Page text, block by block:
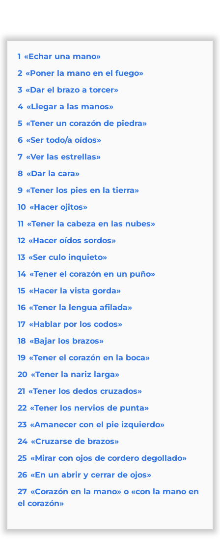
1 «Echar una mano»
2 «Poner la mano en el fuego»
3 «Dar el brazo a torcer»
4 «Llegar a las manos»
5 «Tener un corazón de piedra»
6 «Ser todo/a oídos»
7 «Ver las estrellas»
8 «Dar la cara»
9 «Tener los pies en la tierra»
10 «Hacer ojitos»
11 «Tener la cabeza en las nubes»
12 «Hacer oídos sordos»
13 «Ser culo inquieto»
14 «Tener el corazón en un puño»
15 «Hacer la vista gorda»
16 «Tener la lengua afilada»
17 «Hablar por los codos»
18 «Bajar los brazos»
19 «Tener el corazón en la boca»
20 «Tener la nariz larga»
21 «Tener los dedos cruzados»
22 «Tener los nervios de punta»
23 «Amanecer con el pie izquierdo»
24 «Cruzarse de brazos»
25 «Mirar con ojos de cordero degollado»
26 «En un abrir y cerrar de ojos»
27 «Corazón en la mano» o «con la mano en
el corazón»